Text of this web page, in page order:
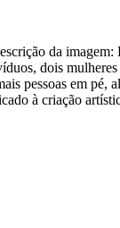
da imagem:
dois
pessoas em pé,
à criação